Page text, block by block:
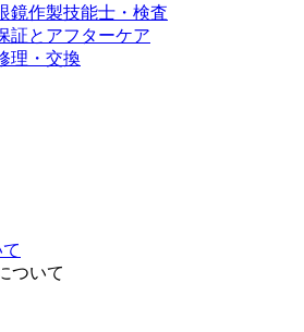
鏡作製技能士・検査
証とアフターケア
理・交換
ついて